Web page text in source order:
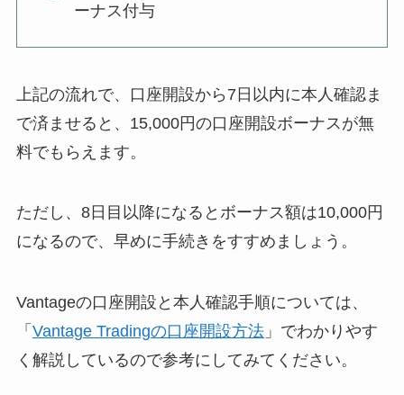
ーナス付与
上記の流れで、口座開設から7日以内に本人確認ま
で済ませると、15,000円の口座開設ボーナスが無
料でもらえます。
ただし、8日目以降になるとボーナス額は10,000円
になるので、早めに手続きをすすめましょう。
Vantageの口座開設と本人確認手順については、
「 Vantage Tradingの口座開設方法」でわかりやす
く解説しているので参考にしてみてください。